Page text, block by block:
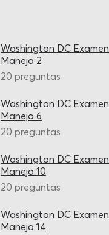
Washington DC
Manejo 2
20 preguntas
Washington DC
Manejo 6
20 preguntas
Washington DC
Manejo 10
20 preguntas
Washington DC
Manejo 14